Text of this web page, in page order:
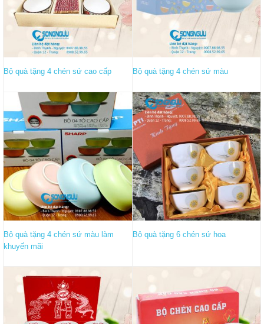
Bộ quà tặng 4 chén sứ cao cấp Bộ quà tặng 4 chén sứ màu
Bộ quà tặng 4 chén sứ màu làm
khuyến mãi
Bộ quà tặng 6 chén sứ hoa